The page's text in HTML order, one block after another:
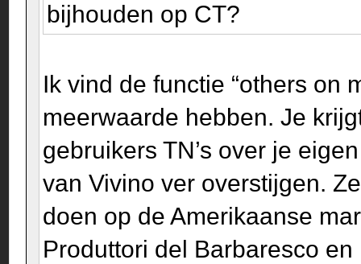
bijhouden op CT?
Ik vind de functie “others on
meerwaarde hebben. Je
gebruikers TN’s over je
van Vivino ver overstijgen.
doen op de Amerikaanse
Produttori del Barbaresco